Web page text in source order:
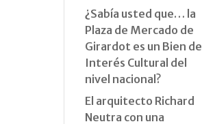
¿Sabía usted que… la
Plaza de Mercado de
Girardot es un Bien de
Interés Cultural del
nivel nacional?
El arquitecto Richard
Neutra con una